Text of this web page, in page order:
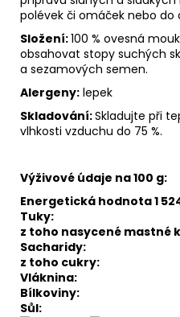
polévek či omáček nebo
Složení:100 % ovesná
obsahovat stopy suchých
a sezamových semen.
Alergeny: lepek
Skladování:Skladujte při
vlhkosti vzduchu do 75 %.
Výživové údaje na 100 g:
Energetická hodnota 1
Tuky:
z toho nasycené mastné
Sacharidy:
z toho cukry:
Vláknina:
Bílkoviny:
Sůl: